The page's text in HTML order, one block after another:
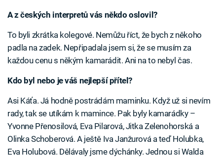
A z českých interpretů vás někdo oslovil?
To byli zkrátka kolegové. Nemůžu říct, že bych z někoho
padla na zadek. Nepřipadala jsem si, že se musím za
každou cenu s někým kamarádit. Ani na to nebyl čas.
Kdo byl nebo je váš nejlepší přítel?
Asi Káťa. Já hodně postrádám maminku. Když už si nevím
rady, tak se utíkám k mamince. Pak byly kamarádky –
Yvonne Přenosilová, Eva Pilarová, Jitka Zelenohorská a
Olinka Schoberová. A ještě Iva Janžurová a teď Holubka,
Eva Holubová. Dělávaly jsme dýchánky. Jednou si Walda